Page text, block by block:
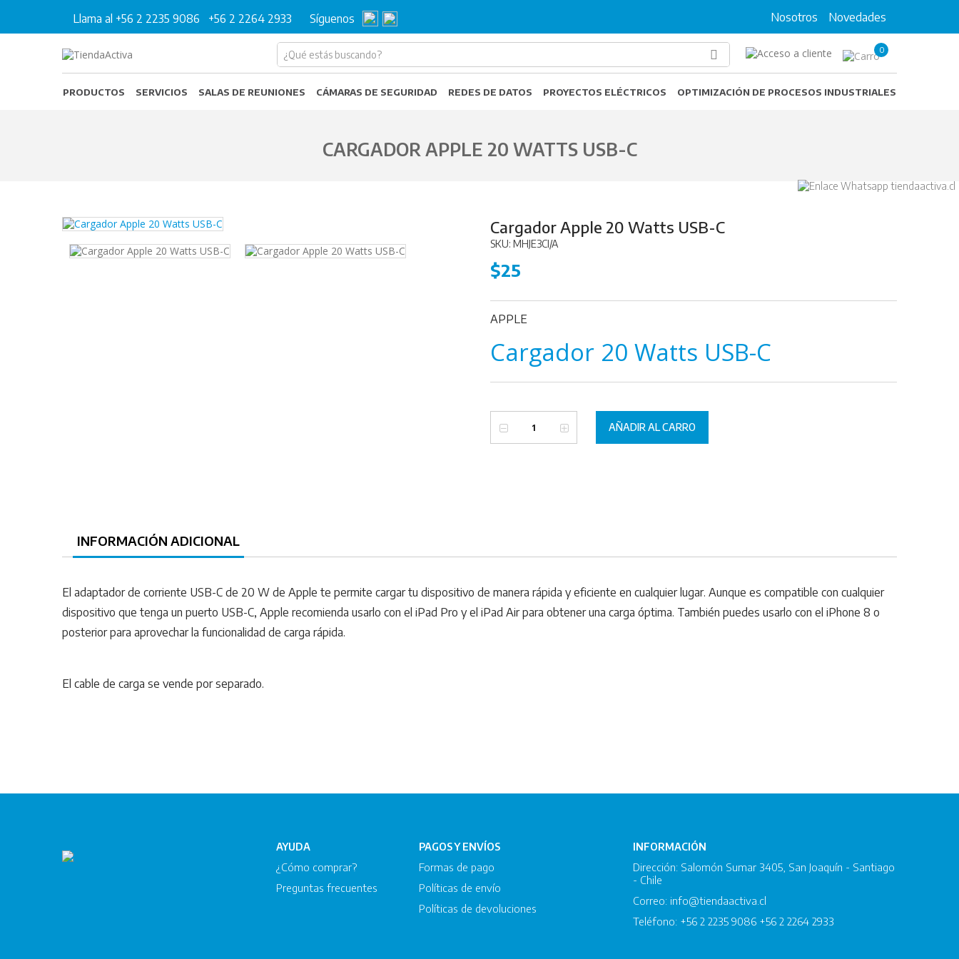
Llama al +56 2 2235 9086 +56 2 2264 2933 Síguenos Nosotros Novedades
0
PRODUCTOS SERVICIOS SALAS DE REUNIONES CÁMARAS DE SEGURIDAD REDES DE DATOS PROYECTOS ELÉCTRICOS OPTIMIZACIÓN DE PROCESOS INDUSTRIALES
CARGADOR APPLE 20 WATTS USB-C
Cargador Apple 20 Watts USB-C
SKU: MHJE3CI/A
$25
APPLE
Cargador 20 Watts USB-C
AÑADIR AL CARRO
INFORMACIÓN ADICIONAL
El adaptador de corriente USB-C de 20 W de Apple te permite cargar tu dispositivo de manera rápida y eficiente en cualquier lugar. Aunque es compatible con cualquier
dispositivo que tenga un puerto USB-C, Apple recomienda usarlo con el iPad Pro y el iPad Air para obtener una carga óptima. También puedes usarlo con el iPhone 8 o
posterior para aprovechar la funcionalidad de carga rápida.
El cable de carga se vende por separado.
AYUDA
¿Cómo comprar?
Preguntas frecuentes
PAGOS Y ENVÍOS
Formas de pago
Políticas de envío
Políticas de devoluciones
INFORMACIÓN
Dirección: Salomón Sumar 3405, San Joaquín - Santiago
- Chile
Correo: info@tiendaactiva.cl
Teléfono: +56 2 2235 9086 +56 2 2264 2933